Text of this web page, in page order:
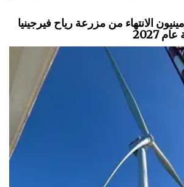
الانتهاء من مزرعة رياح فيرجينيا
2027